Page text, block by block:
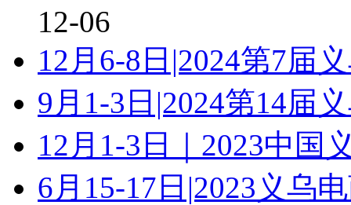
12-06
12月6-8日|2024第7届
9月1-3日|2024第14届
12月1-3日｜2023中国
6月15-17日|2023义乌